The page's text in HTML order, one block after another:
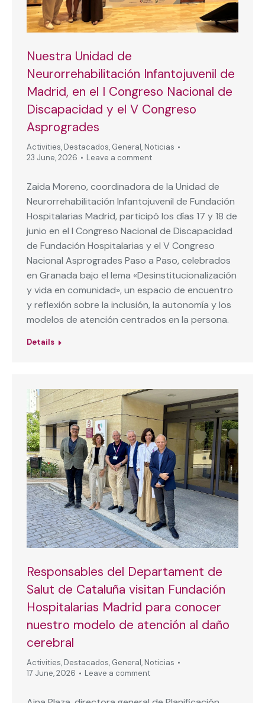
Nuestra Unidad de
Neurorrehabilitación Infantojuvenil de
Madrid, en el I Congreso Nacional de
Discapacidad y el V Congreso
Asprogrades
Activities, Destacados, General, Noticias
23 June, 2026
Leave a comment
Zaida Moreno, coordinadora de la Unidad de
Neurorrehabilitación Infantojuvenil de Fundación
Hospitalarias Madrid, participó los días 17 y 18 de
junio en el I Congreso Nacional de Discapacidad
de Fundación Hospitalarias y el V Congreso
Nacional Asprogrades Paso a Paso, celebrados
en Granada bajo el lema «Desinstitucionalización
y vida en comunidad», un espacio de encuentro
y reflexión sobre la inclusión, la autonomía y los
modelos de atención centrados en la persona.
Details
Responsables del Departament de
Salut de Cataluña visitan Fundación
Hospitalarias Madrid para conocer
nuestro modelo de atención al daño
cerebral
Activities, Destacados, General, Noticias
17 June, 2026
Leave a comment